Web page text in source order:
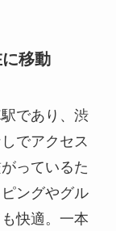
移動
であり、渋
でアクセス
っているた
ングやグル
快適。一本